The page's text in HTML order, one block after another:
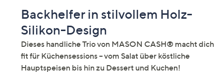
Backhelfer in stilvollem Holz-
Silikon-Design
Dieses handliche Trio von MASON CASH® macht dich
fit für Küchensessions – vom Salat über köstliche
Hauptspeisen bis hin zu Dessert und Kuchen!